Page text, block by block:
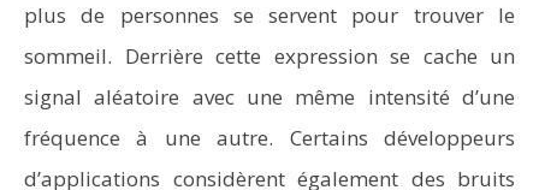
plus de personnes se servent pour trouver le
sommeil. Derrière cette expression se cache un
signal aléatoire avec une même intensité d’une
fréquence à une autre. Certains développeurs
d’applications considèrent également des bruits